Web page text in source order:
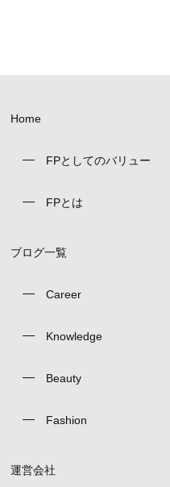
Home
FPとしてのバリュー
FPとは
ブログ一覧
Career
Knowledge
Beauty
Fashion
運営会社